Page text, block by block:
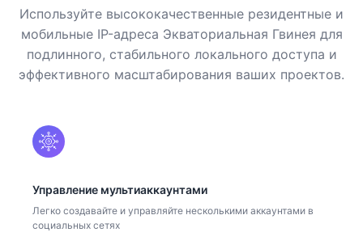
Используйте высококачественные резидентные и
мобильные IP-адреса Экваториальная Гвинея для
подлинного, стабильного локального доступа и
эффективного масштабирования ваших проектов.
Управление мультиаккаунтами
Легко создавайте и управляйте несколькими аккаунтами в
социальных сетях